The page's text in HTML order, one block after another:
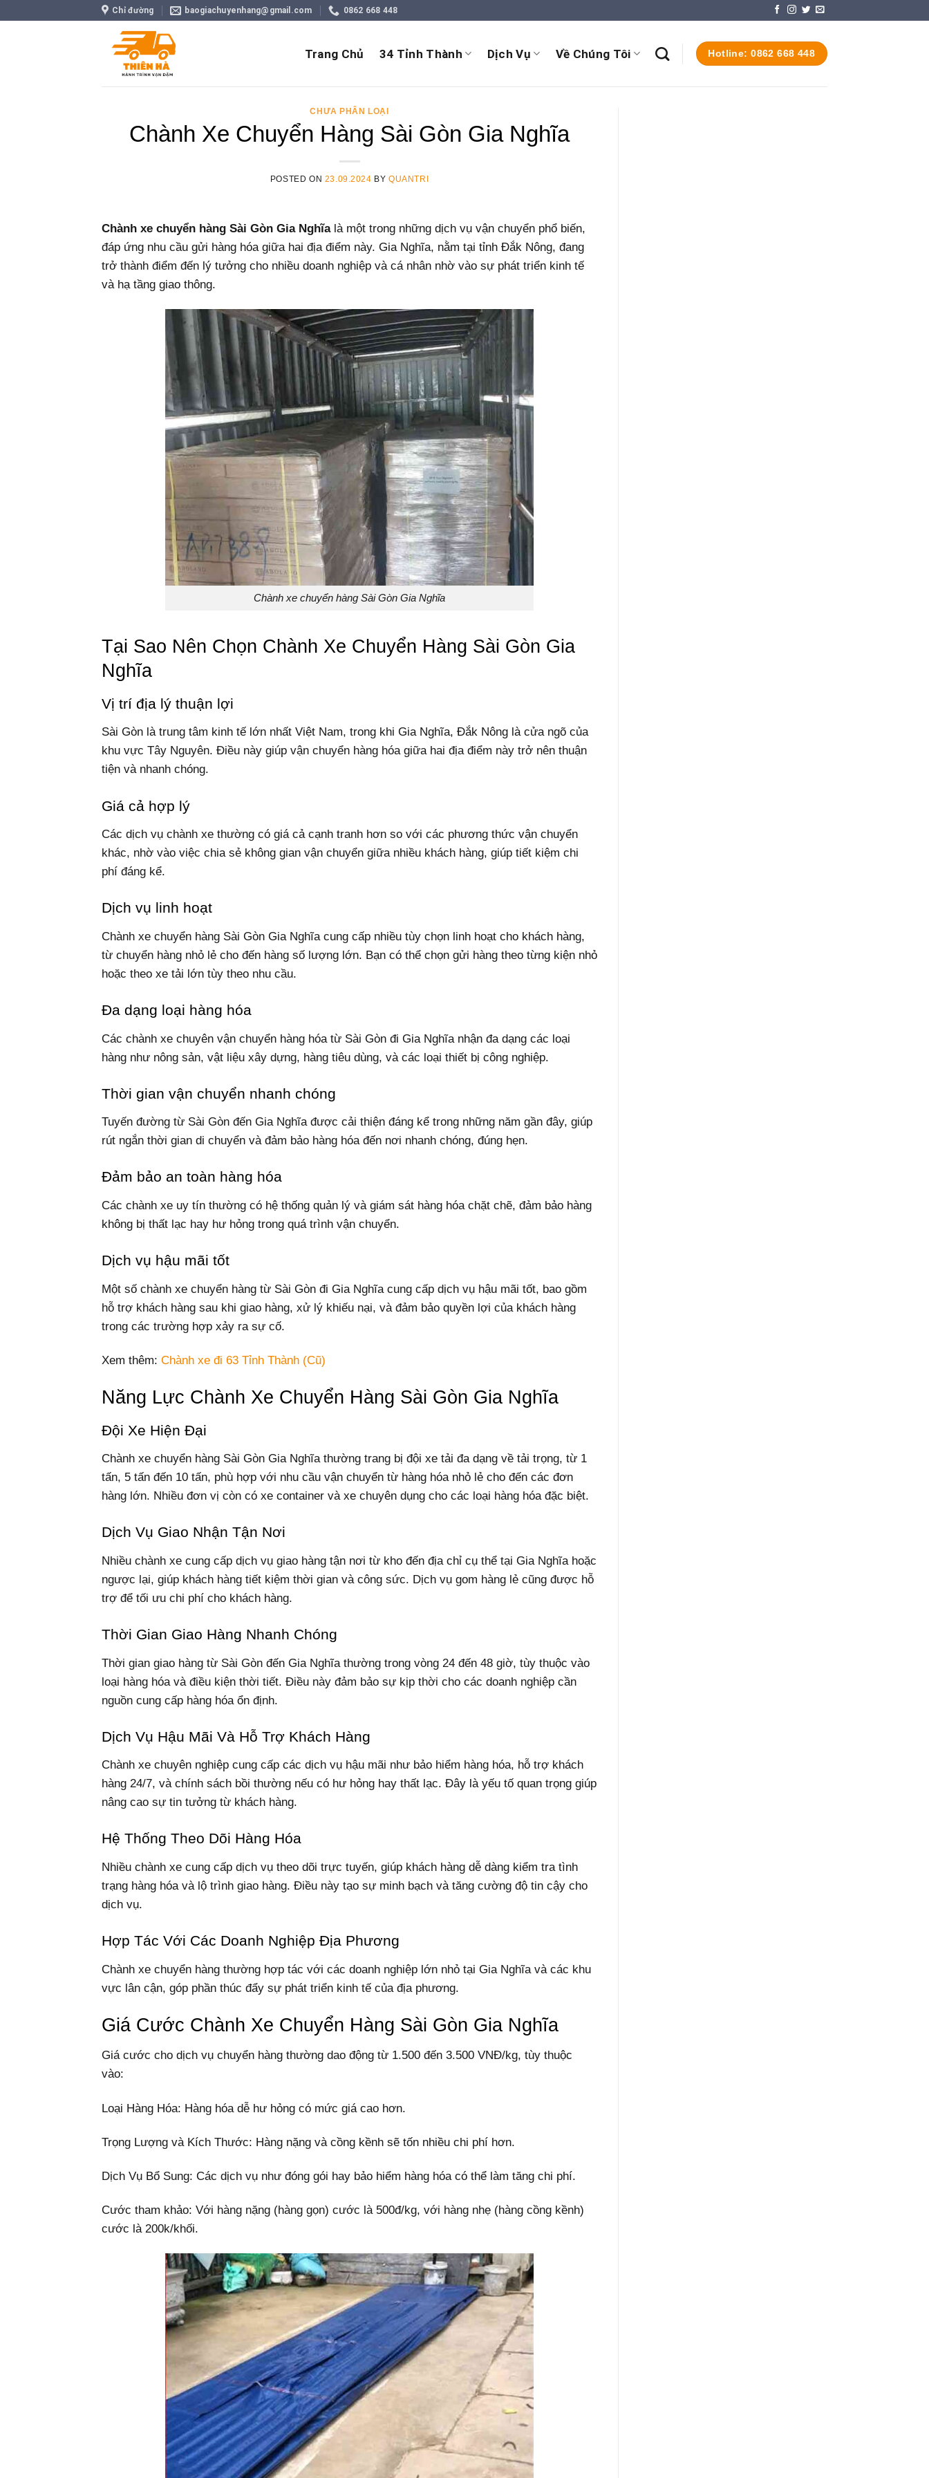
Chỉ đường baogiachuyenhang@gmail.com 0862 668 448
Trang Chủ 34 Tỉnh Thành Dịch Vụ Về Chúng Tôi Hotline: 0862 668 448
CHƯA PHÂN LOẠI
Chành Xe Chuyển Hàng Sài Gòn Gia Nghĩa
POSTED ON 23.09.2024 BYQUANTRI
Chành xe chuyển hàng Sài Gòn Gia Nghĩalà một trong những dịch vụ vận chuyển phổ biến,
đáp ứng nhu cầu gửi hàng hóa giữa hai địa điểm này. Gia Nghĩa, nằm tại tỉnh Đắk Nông, đang
trở thành điểm đến lý tưởng cho nhiều doanh nghiệp và cá nhân nhờ vào sự phát triển kinh tế
và hạ tầng giao thông.
Chành xe chuyển hàng Sài Gòn Gia Nghĩa
Tại Sao Nên Chọn Chành Xe Chuyển Hàng Sài Gòn Gia
Nghĩa
Vị trí địa lý thuận lợi
Sài Gòn là trung tâm kinh tế lớn nhất Việt Nam, trong khi Gia Nghĩa, Đắk Nông là cửa ngõ của
khu vực Tây Nguyên. Điều này giúp vận chuyển hàng hóa giữa hai địa điểm này trở nên thuận
tiện và nhanh chóng.
Giá cả hợp lý
Các dịch vụ chành xe thường có giá cả cạnh tranh hơn so với các phương thức vận chuyển
khác, nhờ vào việc chia sẻ không gian vận chuyển giữa nhiều khách hàng, giúp tiết kiệm chi
phí đáng kể.
Dịch vụ linh hoạt
Chành xe chuyển hàng Sài Gòn Gia Nghĩa cung cấp nhiều tùy chọn linh hoạt cho khách hàng,
từ chuyển hàng nhỏ lẻ cho đến hàng số lượng lớn. Bạn có thể chọn gửi hàng theo từng kiện nhỏ
hoặc theo xe tải lớn tùy theo nhu cầu.
Đa dạng loại hàng hóa
Các chành xe chuyên vận chuyển hàng hóa từ Sài Gòn đi Gia Nghĩa nhận đa dạng các loại
hàng như nông sản, vật liệu xây dựng, hàng tiêu dùng, và các loại thiết bị công nghiệp.
Thời gian vận chuyển nhanh chóng
Tuyến đường từ Sài Gòn đến Gia Nghĩa được cải thiện đáng kể trong những năm gần đây, giúp
rút ngắn thời gian di chuyển và đảm bảo hàng hóa đến nơi nhanh chóng, đúng hẹn.
Đảm bảo an toàn hàng hóa
Các chành xe uy tín thường có hệ thống quản lý và giám sát hàng hóa chặt chẽ, đảm bảo hàng
không bị thất lạc hay hư hỏng trong quá trình vận chuyển.
Dịch vụ hậu mãi tốt
Một số chành xe chuyển hàng từ Sài Gòn đi Gia Nghĩa cung cấp dịch vụ hậu mãi tốt, bao gồm
hỗ trợ khách hàng sau khi giao hàng, xử lý khiếu nại, và đảm bảo quyền lợi của khách hàng
trong các trường hợp xảy ra sự cố.
Xem thêm: Chành xe đi 63 Tỉnh Thành (Cũ)
Năng Lực Chành Xe Chuyển Hàng Sài Gòn Gia Nghĩa
Đội Xe Hiện Đại
Chành xe chuyển hàng Sài Gòn Gia Nghĩa thường trang bị đội xe tải đa dạng về tải trọng, từ 1
tấn, 5 tấn đến 10 tấn, phù hợp với nhu cầu vận chuyển từ hàng hóa nhỏ lẻ cho đến các đơn
hàng lớn. Nhiều đơn vị còn có xe container và xe chuyên dụng cho các loại hàng hóa đặc biệt.
Dịch Vụ Giao Nhận Tận Nơi
Nhiều chành xe cung cấp dịch vụ giao hàng tận nơi từ kho đến địa chỉ cụ thể tại Gia Nghĩa hoặc
ngược lại, giúp khách hàng tiết kiệm thời gian và công sức. Dịch vụ gom hàng lẻ cũng được hỗ
trợ để tối ưu chi phí cho khách hàng.
Thời Gian Giao Hàng Nhanh Chóng
Thời gian giao hàng từ Sài Gòn đến Gia Nghĩa thường trong vòng 24 đến 48 giờ, tùy thuộc vào
loại hàng hóa và điều kiện thời tiết. Điều này đảm bảo sự kịp thời cho các doanh nghiệp cần
nguồn cung cấp hàng hóa ổn định.
Dịch Vụ Hậu Mãi Và Hỗ Trợ Khách Hàng
Chành xe chuyên nghiệp cung cấp các dịch vụ hậu mãi như bảo hiểm hàng hóa, hỗ trợ khách
hàng 24/7, và chính sách bồi thường nếu có hư hỏng hay thất lạc. Đây là yếu tố quan trọng giúp
nâng cao sự tin tưởng từ khách hàng.
Hệ Thống Theo Dõi Hàng Hóa
Nhiều chành xe cung cấp dịch vụ theo dõi trực tuyến, giúp khách hàng dễ dàng kiểm tra tình
trạng hàng hóa và lộ trình giao hàng. Điều này tạo sự minh bạch và tăng cường độ tin cậy cho
dịch vụ.
Hợp Tác Với Các Doanh Nghiệp Địa Phương
Chành xe chuyển hàng thường hợp tác với các doanh nghiệp lớn nhỏ tại Gia Nghĩa và các khu
vực lân cận, góp phần thúc đẩy sự phát triển kinh tế của địa phương.
Giá Cước Chành Xe Chuyển Hàng Sài Gòn Gia Nghĩa
Giá cước cho dịch vụ chuyển hàng thường dao động từ 1.500 đến 3.500 VNĐ/kg, tùy thuộc
vào:
Loại Hàng Hóa: Hàng hóa dễ hư hỏng có mức giá cao hơn.
Trọng Lượng và Kích Thước: Hàng nặng và cồng kềnh sẽ tốn nhiều chi phí hơn.
Dịch Vụ Bổ Sung: Các dịch vụ như đóng gói hay bảo hiểm hàng hóa có thể làm tăng chi phí.
Cước tham khảo: Với hàng nặng (hàng gọn) cước là 500đ/kg, với hàng nhẹ (hàng cồng kềnh)
cước là 200k/khối.